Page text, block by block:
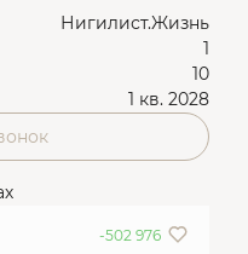
Нигилист.Жизнь
1
10
1 кв. 2028
-502 976